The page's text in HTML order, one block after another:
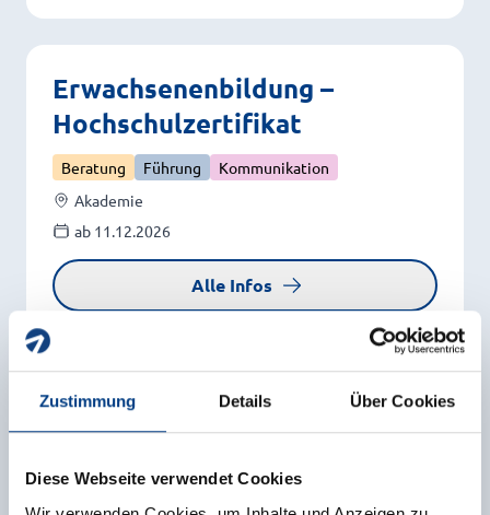
Zustimmung Details Über Cookies
Diese Webseite verwendet Cookies
Erwachsenenbildung –
Hochschulzertifikat
Beratung Führung
Kommunikation
Akademie
ab 11.12.2026
Alle Infos
Systemische Konzepte und
Methoden
Beratung Führung
Kommunikation